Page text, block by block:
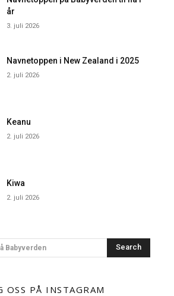
år
3. juli 2026
Navnetoppen i New Zealand i 2025
2. juli 2026
Keanu
2. juli 2026
Kiwa
2. juli 2026
Babyverden Search
OSS PÅ INSTAGRAM